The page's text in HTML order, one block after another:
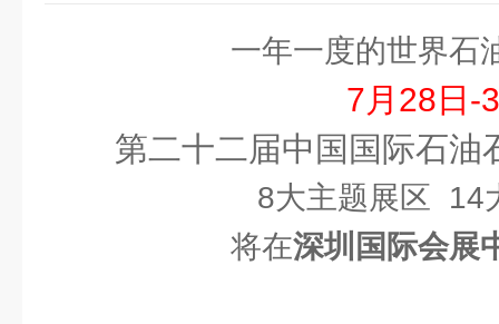
一年一度的世界石
7月28日-
第二十二届中国国际石油
8大主题展区 14
将在深圳国际会展